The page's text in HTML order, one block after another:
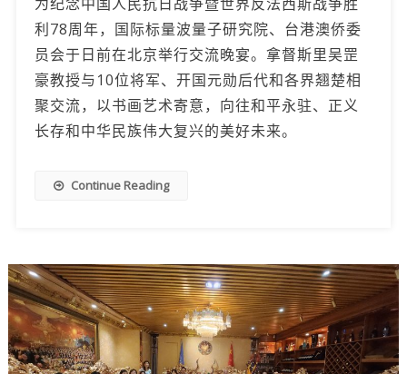
利78周年，国际标量波量子研究院、台港澳侨委
员会于日前在北京举行交流晚宴。拿督斯里吴罡
豪教授与10位将军、开国元勋后代和各界翘楚相
聚交流，以书画艺术寄意，向往和平永驻、正义
长存和中华民族伟大复兴的美好未来。
Continue Reading